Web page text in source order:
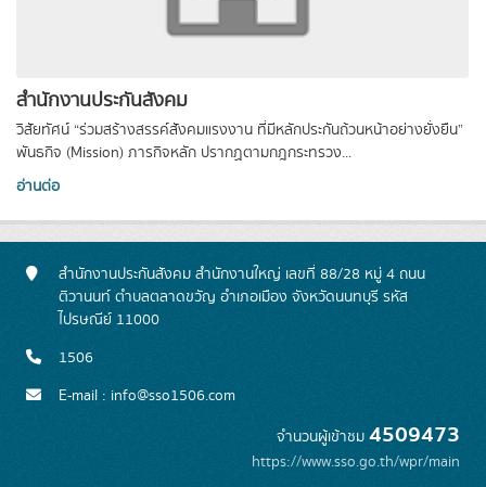
สำนักงานประกันสังคม
วิสัยทัศน์ “ร่วมสร้างสรรค์สังคมแรงงาน ที่มีหลักประกันถ้วนหน้าอย่างยั่งยืน”
พันธกิจ (Mission) ภารกิจหลัก ปรากฏตามกฎกระทรวง...
อ่านต่อ
สำนักงานประกันสังคม สำนักงานใหญ่ เลขที่ 88/28 หมู่ 4 ถนน
ติวานนท์ ตำบลตลาดขวัญ อำเภอเมือง จังหวัดนนทบุรี รหัส
ไปรษณีย์ 11000
1506
E-mail : info@sso1506.com
จำนวนผู้เข้าชม 4509473
https://www.sso.go.th/wpr/main